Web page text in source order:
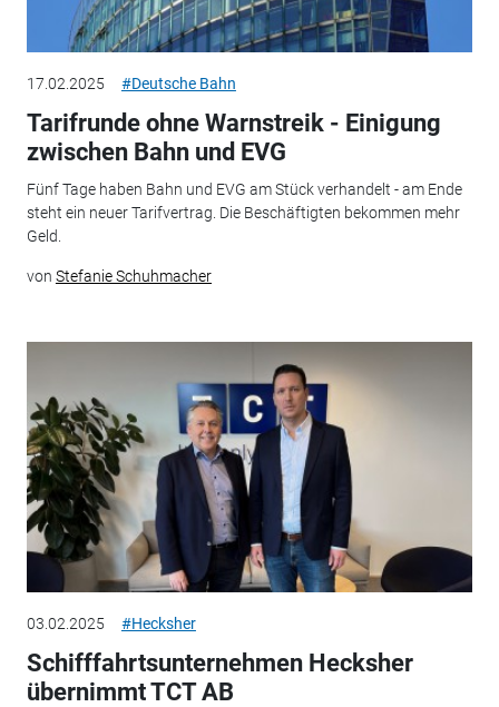
17.02.2025 #Deutsche Bahn
Tarifrunde ohne Warnstreik - Einigung
zwischen Bahn und EVG
Fünf Tage haben Bahn und EVG am Stück verhandelt - am Ende
steht ein neuer Tarifvertrag. Die Beschäftigten bekommen mehr
Geld.
von Stefanie Schuhmacher
03.02.2025 #Hecksher
Schifffahrtsunternehmen Hecksher
übernimmt TCT AB